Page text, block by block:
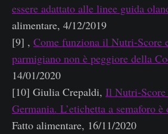
essere adattato alle linee guida
alimentare, 4/12/2019
[9] , Come funziona il Nutri-Score
parmigiano non è peggiore della
14/01/2020
[10] Giulia Crepaldi, Il Nutri-
Germania. L’etichetta a semaforo
Fatto alimentare, 16/11/2020